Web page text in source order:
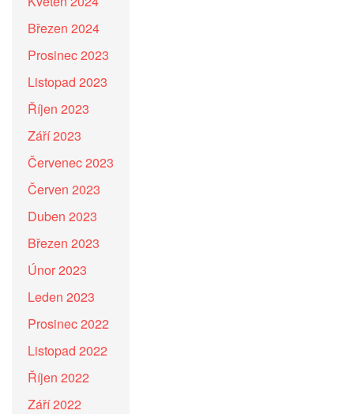
Březen 2024
Prosinec 2023
Listopad 2023
Říjen 2023
Září 2023
Červenec 2023
Červen 2023
Duben 2023
Březen 2023
Únor 2023
Leden 2023
Prosinec 2022
Listopad 2022
Říjen 2022
Září 2022